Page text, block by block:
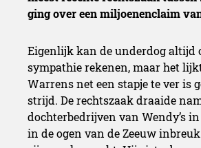
ging over een miljoenenclaim
Eigenlijk kan de underdog altijd
sympathie rekenen, maar het
Warrens net een stapje te ver is
strijd. De rechtszaak draaide
dochterbedrijven van Wendy’s
in de ogen van de Zeeuw